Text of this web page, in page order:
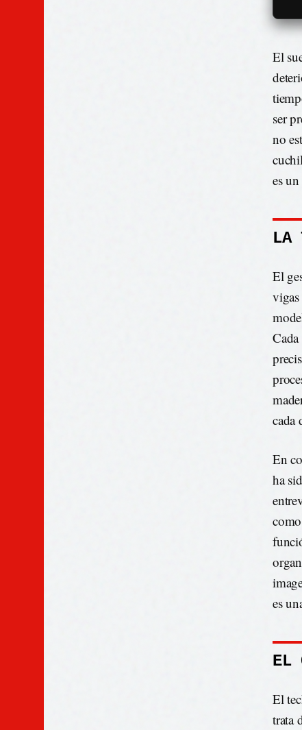
El
ser
no
es
LA
El
cada
En
ha
es
EL
El
trata